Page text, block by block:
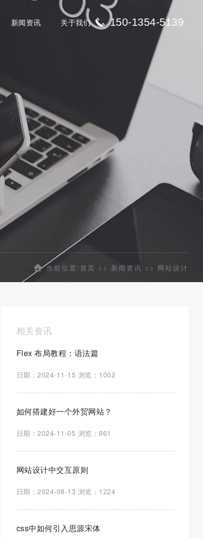
新闻资讯 关于我们 150-1354-5139
当前位置:首页 >> 新闻资讯 >> 网站设计
相关资讯
Flex 布局教程：语法篇
日期：2024-11-15 浏览：1002
如何搭建好一个外贸网站？
日期：2024-11-05 浏览：961
网站设计中交互原则
日期：2024-08-13 浏览：1224
css中如何引入思源宋体